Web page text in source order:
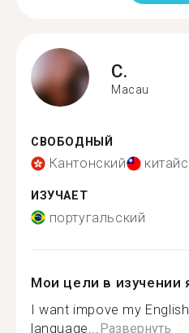
C.
Macau
СВОБОДНЫЙ
Кантонский
ИЗУЧАЕТ
португальский
Мои цели в изучении
I want impove my
language... Развернуть